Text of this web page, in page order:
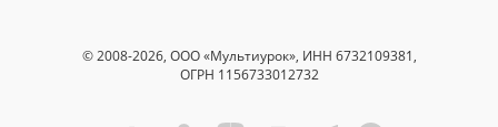
© 2008-2026, ООО «Мультиурок», ИНН 6732109381,
ОГРН 1156733012732